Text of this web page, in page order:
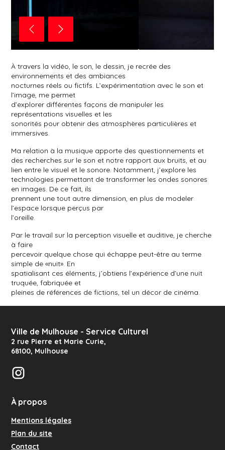
À travers la vidéo, le son, le dessin, je recrée des
environnements et des ambiances
nocturnes réels ou fictifs. L’expérimentation avec le son et
l’image, me permet
d’explorer différentes façons de manipuler les
représentations visuelles et les
sonorités pour obtenir des atmosphères particulières et
immersives.
Ma relation à la musique apporte des questionnements et
des recherches sur le son et notre rapport aux bruits, et au
lien entre le visuel et le sonore. Notamment, j’explore les
technologies permettant de transformer les ondes sonores
en images. De ce fait, ils
prennent une tout autre dimension, en plus de modeler
l’espace lorsque perçus par
l’oreille.
Par le travail sur la perception visuelle et auditive, je cherche
à faire
percevoir quelque chose qui échappe peut-être au terme
simple de «nuit». En
spatialisant ces éléments, j’obtiens l’expérience d’une nuit
truquée, fabriquée et
pleines de références de fictions, tel un décor de cinéma.
Ville de Mulhouse - Service Culturel
2 rue Pierre et Marie Curie,
68100, Mulhouse
Instagram
À propos
Mentions légales
Plan du site
Contact